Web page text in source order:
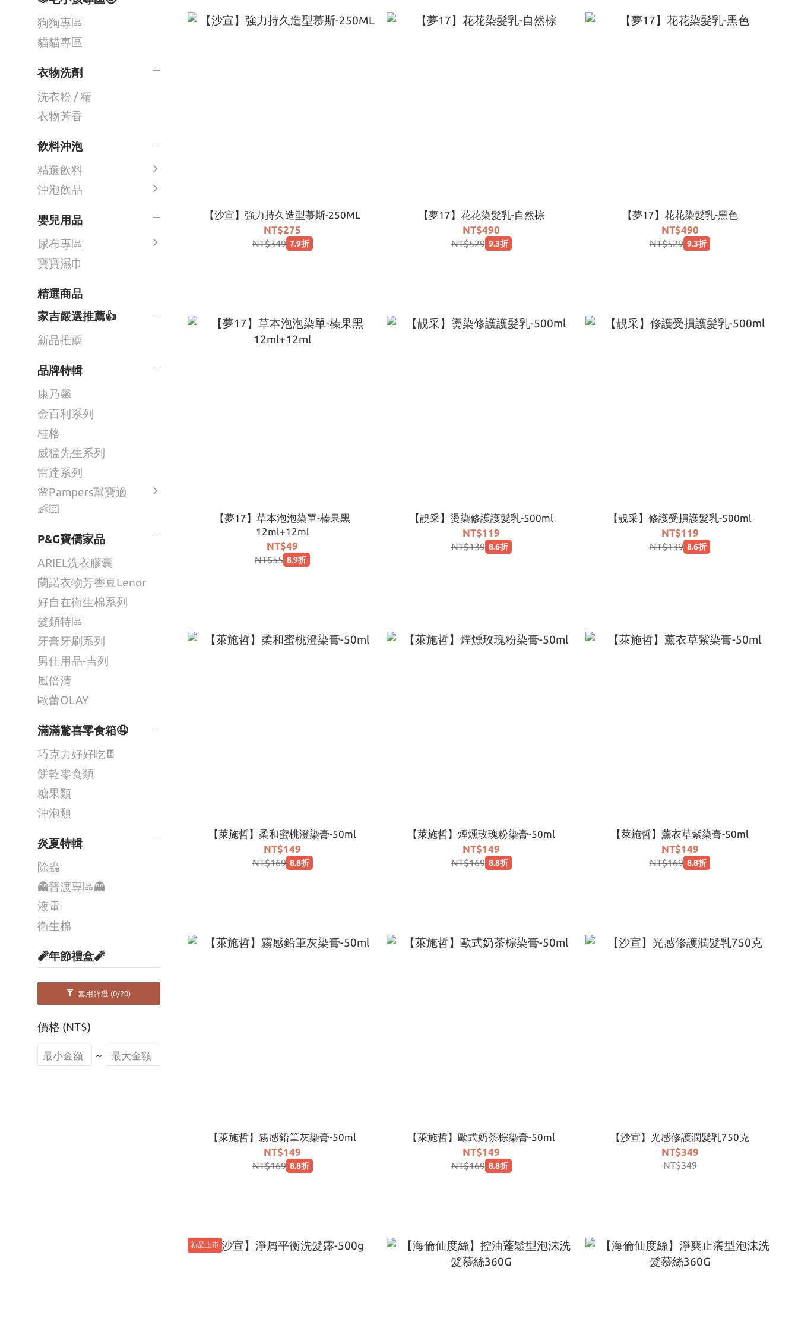
狗狗專區
貓貓專區
衣物洗劑
洗衣粉 / 精
衣物芳香
飲料沖泡
精選飲料
沖泡飲品
嬰兒用品
尿布專區
寶寶濕巾
精選商品
家吉嚴選推薦👍
新品推薦
品牌特輯
康乃馨
金百利系列
桂格
威猛先生系列
雷達系列
🌸Pampers幫寶適
👶🏻
P&G寶僑家品
ARIEL洗衣膠囊
蘭諾衣物芳香豆Lenor
好自在衛生棉系列
髮類特區
牙膏牙刷系列
男仕用品-吉列
風倍清
歐蕾OLAY
滿滿驚喜零食箱🤤
巧克力好好吃🍫
餅乾零食類
糖果類
沖泡類
炎夏特輯
除蟲
👻普渡專區👻
液電
衛生棉
🧨年節禮盒🧨
套用篩選 (0/20)
價格 (NT$)
~
【沙宣】強力持久造型慕斯-250ML
NT$275
NT$349 7.9折
【夢17】花花染髮乳-自然棕
NT$490
NT$529 9.3折
【夢17】花花染髮乳-黑色
NT$490
NT$529 9.3折
【夢17】草本泡泡染單-榛果黑
12ml+12ml
NT$49
NT$55 8.9折
【靚采】燙染修護護髮乳-500ml
NT$119
NT$139 8.6折
【靚采】修護受損護髮乳-500ml
NT$119
NT$139 8.6折
【萊施哲】柔和蜜桃澄染膏-50ml
NT$149
NT$169 8.8折
【萊施哲】煙燻玫瑰粉染膏-50ml
NT$149
NT$169 8.8折
【萊施哲】薰衣草紫染膏-50ml
NT$149
NT$169 8.8折
【萊施哲】霧感鉛筆灰染膏-50ml
NT$149
NT$169 8.8折
【萊施哲】歐式奶茶棕染膏-50ml
NT$149
NT$169 8.8折
【沙宣】光感修護潤髮乳750克
NT$349
NT$349
新品上市